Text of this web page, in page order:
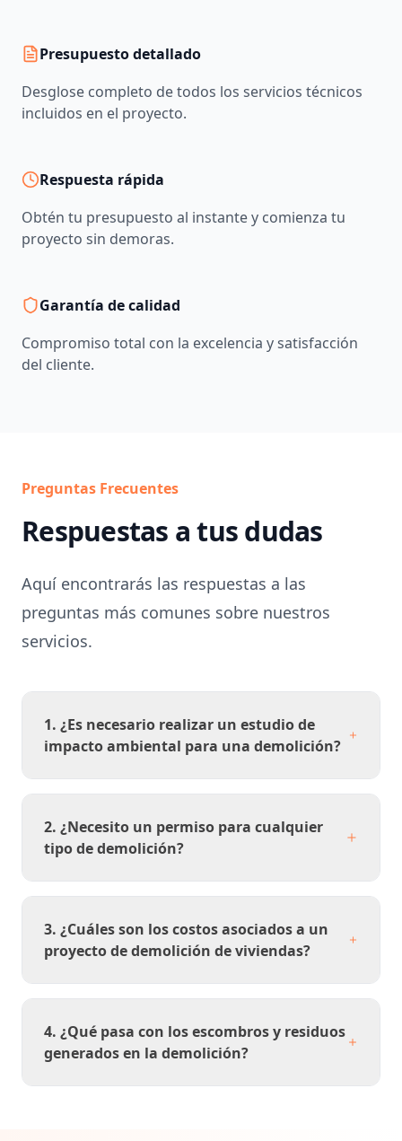
Presupuesto detallado
Desglose completo de todos los servicios técnicos
incluidos en el proyecto.
Respuesta rápida
Obtén tu presupuesto al instante y comienza tu
proyecto sin demoras.
Garantía de calidad
Compromiso total con la excelencia y satisfacción
del cliente.
Preguntas Frecuentes
Respuestas a tus dudas
Aquí encontrarás las respuestas a las
preguntas más comunes sobre nuestros
servicios.
1. ¿Es necesario realizar un estudio de
impacto ambiental para una demolición?
2. ¿Necesito un permiso para cualquier
tipo de demolición?
3. ¿Cuáles son los costos asociados a un
proyecto de demolición de viviendas?
4. ¿Qué pasa con los escombros y residuos
generados en la demolición?